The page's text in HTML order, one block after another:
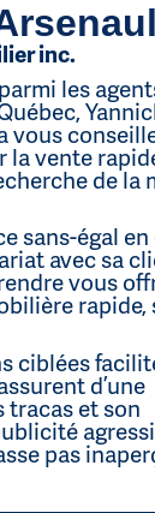
inc.
les
vous
la vente
de la
sans-égal
avec sa
vous
rapide,
ciblées
d’une
et son
pas